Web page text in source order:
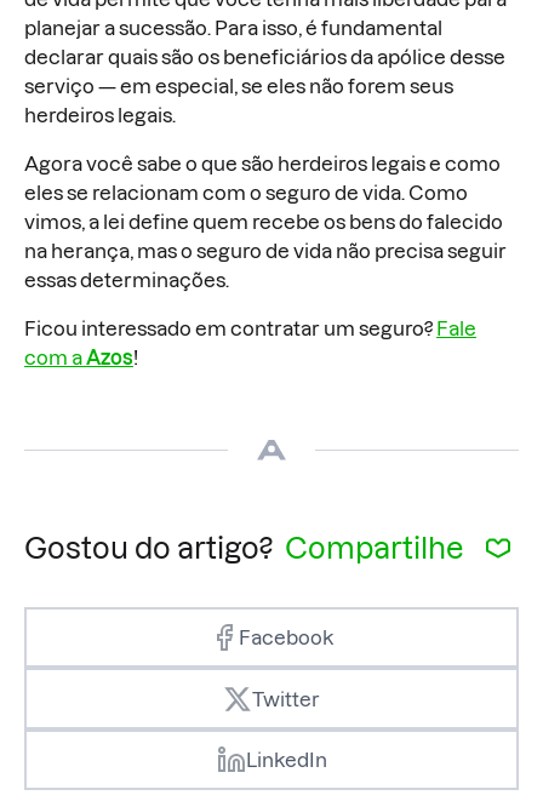
planejar a sucessão. Para isso, é fundamental
declarar quais são os beneficiários da apólice desse
serviço — em especial, se eles não forem seus
herdeiros legais.
Agora você sabe o que são herdeiros legais e como
eles se relacionam com o seguro de vida. Como
vimos, a lei define quem recebe os bens do falecido
na herança, mas o seguro de vida não precisa seguir
essas determinações.
Ficou interessado em contratar um seguro? Fale
com aAzos!
Gostou do artigo? Compartilhe
Facebook
Twitter
LinkedIn